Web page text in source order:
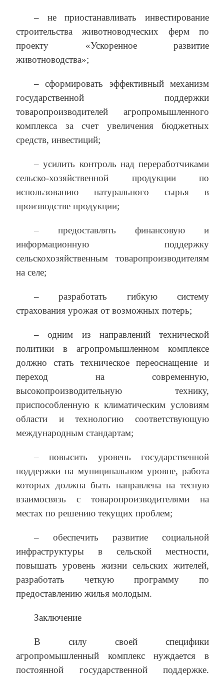
– не приостанавливать инвестирование
строительства животноводческих ферм по
проекту «Ускоренное развитие
животноводства»;
– сформировать эффективный механизм
государственной поддержки
товаропроизводителей агропромышленного
комплекса за счет увеличения бюджетных
средств, инвестиций;
– усилить контроль над переработчиками
сельско-хозяйственной продукции по
использованию натурального сырья в
производстве продукции;
– предоставлять финансовую и
информационную поддержку
сельскохозяйственным товаропроизводителям
на селе;
– разработать гибкую систему
страхования урожая от возможных потерь;
– одним из направлений технической
политики в агропромышленном комплексе
должно стать техническое переоснащение и
переход на современную,
высокопроизводительную технику,
приспособленную к климатическим условиям
области и технологию соответствующую
международным стандартам;
– повысить уровень государственной
поддержки на муниципальном уровне, работа
которых должна быть направлена на тесную
взаимосвязь с товаропроизводителями на
местах по решению текущих проблем;
– обеспечить развитие социальной
инфраструктуры в сельской местности,
повышать уровень жизни сельских жителей,
разработать четкую программу по
предоставлению жилья молодым.
Заключение
В силу своей специфики
агропромышленный комплекс нуждается в
постоянной государственной поддержке.